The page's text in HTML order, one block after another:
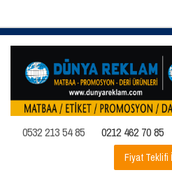
0532 213 54 85 0212 462 70 85
Fiyat Teklifi